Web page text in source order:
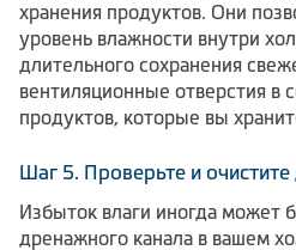
хранения продуктов. Они
уровень влажности внутри
длительного сохранения
вентиляционные отверстия в
продуктов, которые вы
Шаг 5. Проверьте и
Избыток влаги иногда может
дренажного канала в вашем